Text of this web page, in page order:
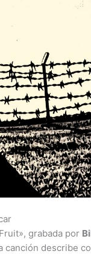
grabada por
describe